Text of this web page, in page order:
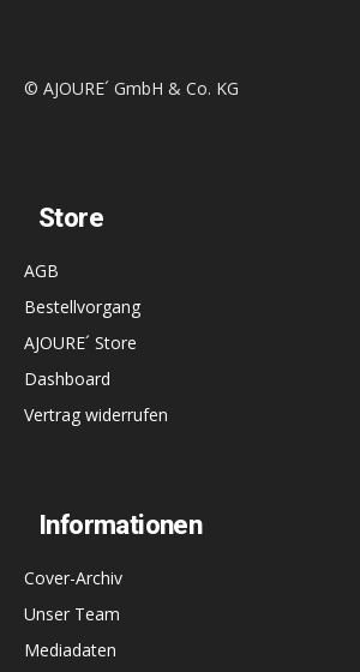
© AJOURE´ GmbH & Co. KG
Store
AGB
Bestellvorgang
AJOURE´ Store
Dashboard
Vertrag widerrufen
Informationen
Cover-Archiv
Unser Team
Mediadaten